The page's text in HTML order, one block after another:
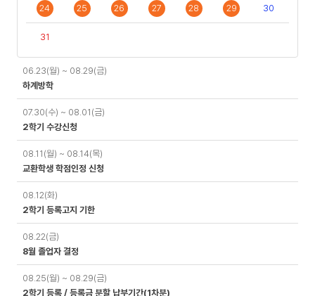
24 25 26 27 28 29 30
31
06.23(월) ~ 08.29(금)
하계방학
07.30(수) ~ 08.01(금)
2학기 수강신청
08.11(월) ~ 08.14(목)
교환학생 학점인정 신청
08.12(화)
2학기 등록고지 기한
08.22(금)
8월 졸업자 결정
08.25(월) ~ 08.29(금)
2학기 등록 / 등록금 분할 납부기간(1차분)